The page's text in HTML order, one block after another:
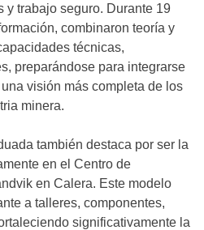
y trabajo seguro. Durante 19
combinaron teoría y
técnicas,
preparándose para integrarse
visión más completa de los
minera.
también destaca por ser la
en el Centro de
en Calera. Este modelo
a talleres, componentes,
significativamente la